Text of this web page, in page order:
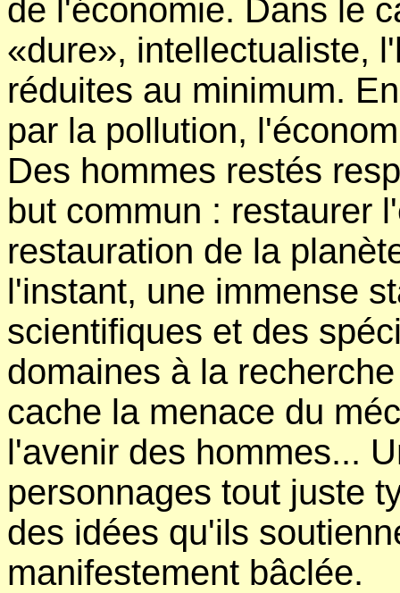
de l'économie. Dans le
«dure», intellectualiste,
réduites au minimum.
par la pollution,
Des hommes restés
but commun : restaurer
restauration de la
l'instant, une immense
scientifiques et des
domaines à la
cache la menace du
l'avenir des hommes...
personnages tout juste
des idées qu'ils
manifestement bâclée.